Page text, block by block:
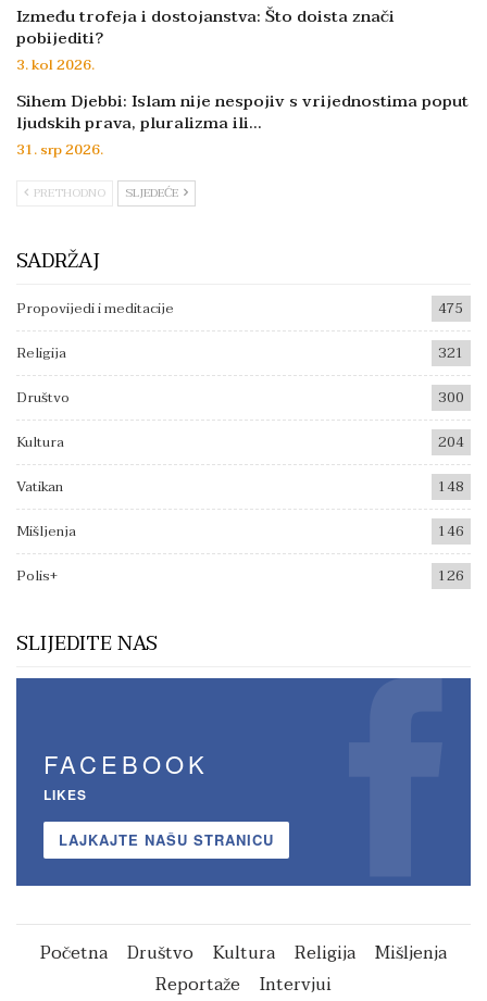
Između trofeja i dostojanstva: Što doista znači
pobijediti?
3. kol 2026.
Sihem Djebbi: Islam nije nespojiv s vrijednostima poput
ljudskih prava, pluralizma ili…
31. srp 2026.
PRETHODNO SLJEDEĆE
SADRŽAJ
Propovijedi i meditacije
475
Religija
321
Društvo
300
Kultura
204
Vatikan
148
Mišljenja
146
Polis+
126
SLIJEDITE NAS
FACEBOOK
LIKES
LAJKAJTE NAŠU STRANICU
Početna Društvo Kultura Religija
Mišljenja
Reportaže
Intervjui